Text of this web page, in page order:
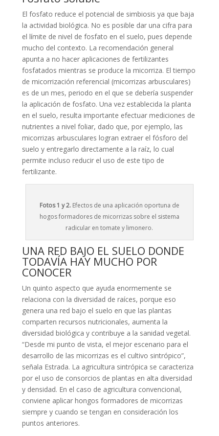
El fosfato reduce el potencial de simbiosis ya que baja
la actividad biológica. No es posible dar una cifra para
el límite de nivel de fosfato en el suelo, pues depende
mucho del contexto. La recomendación general
apunta a no hacer aplicaciones de fertilizantes
fosfatados mientras se produce la micorriza. El tiempo
de micorrización referencial (micorrizas arbusculares)
es de un mes, periodo en el que se debería suspender
la aplicación de fosfato. Una vez establecida la planta
en el suelo, resulta importante efectuar mediciones de
nutrientes a nivel foliar, dado que, por ejemplo, las
micorrizas arbusculares logran extraer el fósforo del
suelo y entregarlo directamente a la raíz, lo cual
permite incluso reducir el uso de este tipo de
fertilizante.
Fotos 1 y 2.Efectos de una aplicación oportuna de
hogos formadores de micorrizas sobre el sistema
radicular en tomate y limonero.
UNA RED BAJO EL SUELO DONDE
TODAVÍA HAY MUCHO POR
CONOCER
Un quinto aspecto que ayuda enormemente se
relaciona con la diversidad de raíces, porque eso
genera una red bajo el suelo en que las plantas
comparten recursos nutricionales, aumenta la
diversidad biológica y contribuye a la sanidad vegetal.
“Desde mi punto de vista, el mejor escenario para el
desarrollo de las micorrizas es el cultivo sintrópico”,
señala Estrada. La agricultura sintrópica se caracteriza
por el uso de consorcios de plantas en alta diversidad
y densidad. En el caso de agricultura convencional,
conviene aplicar hongos formadores de micorrizas
siempre y cuando se tengan en consideración los
puntos anteriores.